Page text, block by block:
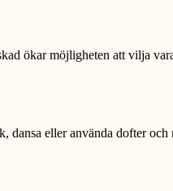
ökar möjligheten att vilja
dansa eller använda dofter